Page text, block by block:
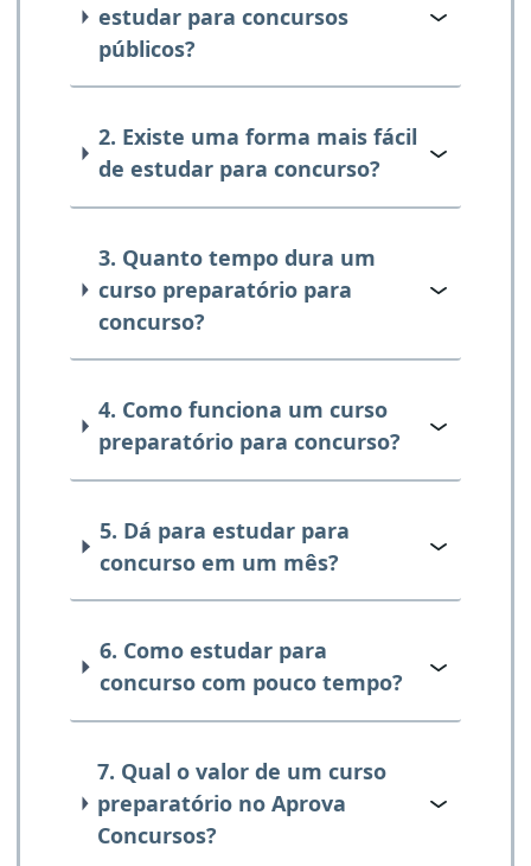
estudar para concursos
públicos?
2. Existe uma forma mais fácil
de estudar para concurso?
3. Quanto tempo dura um
curso preparatório para
concurso?
4. Como funciona um curso
preparatório para concurso?
5. Dá para estudar para
concurso em um mês?
6. Como estudar para
concurso com pouco tempo?
7. Qual o valor de um curso
preparatório no Aprova
Concursos?